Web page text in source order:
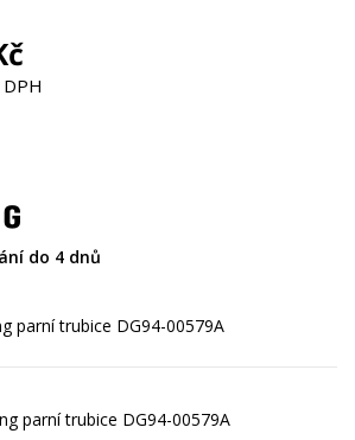
do 4 dnů
parní trubice DG94-00579A